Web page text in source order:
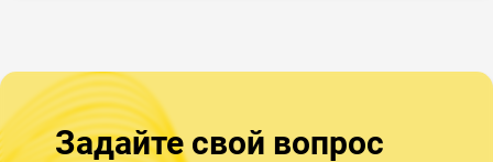
Задайте свой вопрос